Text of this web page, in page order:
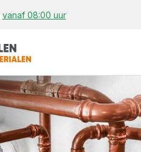
vanaf 08:00 uur